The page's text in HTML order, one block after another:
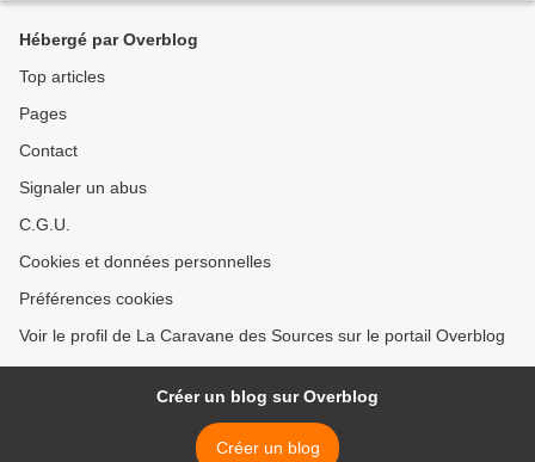
Hébergé par Overblog
Top articles
Pages
Contact
Signaler un abus
C.G.U.
Cookies et données personnelles
Préférences cookies
Voir le profil de La Caravane des Sources sur le portail Overblog
Créer un blog sur Overblog
Créer un blog